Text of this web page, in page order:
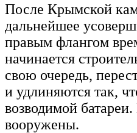
После Крымской
дальнейшее
правым флангом
начинается
свою очередь,
и удлиняются так,
возводимой
вооружены.